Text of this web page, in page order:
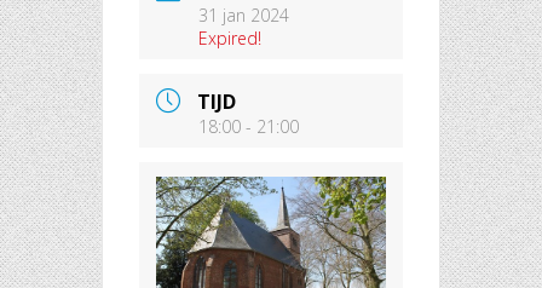
31 jan 2024
Expired!
TIJD
18:00 - 21:00